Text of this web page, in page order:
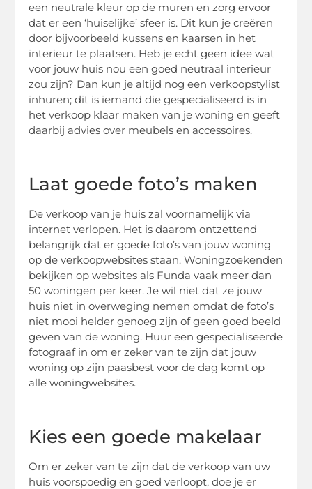
een neutrale kleur op de muren en zorg ervoor
dat er een ‘huiselijke’ sfeer is. Dit kun je creëren
door bijvoorbeeld kussens en kaarsen in het
interieur te plaatsen. Heb je echt geen idee wat
voor jouw huis nou een goed neutraal interieur
zou zijn? Dan kun je altijd nog een verkoopstylist
inhuren; dit is iemand die gespecialiseerd is in
het verkoop klaar maken van je woning en geeft
daarbij advies over meubels en accessoires.
Laat goede foto’s maken
De verkoop van je huis zal voornamelijk via
internet verlopen. Het is daarom ontzettend
belangrijk dat er goede foto’s van jouw woning
op de verkoopwebsites staan. Woningzoekenden
bekijken op websites als Funda vaak meer dan
50 woningen per keer. Je wil niet dat ze jouw
huis niet in overweging nemen omdat de foto’s
niet mooi helder genoeg zijn of geen goed beeld
geven van de woning. Huur een gespecialiseerde
fotograaf in om er zeker van te zijn dat jouw
woning op zijn paasbest voor de dag komt op
alle woningwebsites.
Kies een goede makelaar
Om er zeker van te zijn dat de verkoop van uw
huis voorspoedig en goed verloopt, doe je er